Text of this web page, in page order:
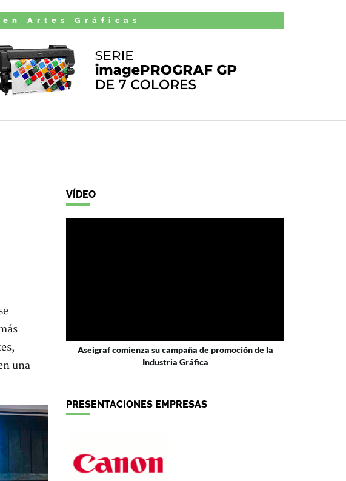
Artes Gráficas
una
VÍDEO
Aseigraf comienza su campaña de promoción de la
Industria Gráfica
PRESENTACIONES EMPRESAS